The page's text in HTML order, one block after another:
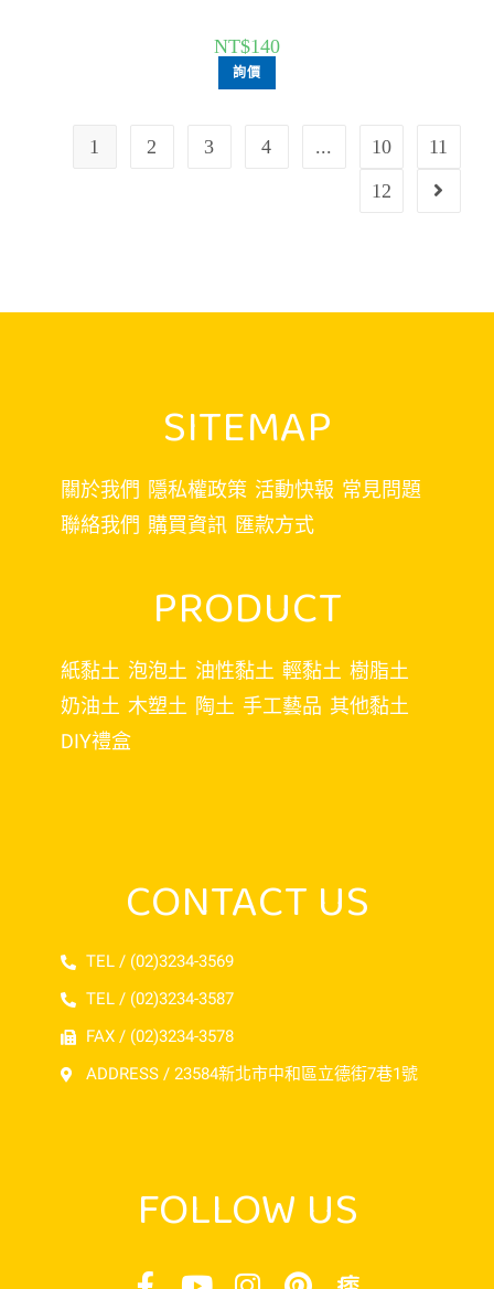
NT$140
詢價
1 2 3 4 ... 10
11
12
SITEMAP
關於我們 隱私權政策 活動快報 常見問題
聯絡我們 購買資訊 匯款方式
PRODUCT
紙黏土 泡泡土 油性黏土 輕黏土 樹脂土
奶油土 木塑土 陶土 手工藝品 其他黏土
DIY禮盒
CONTACT US
TEL / (02)3234-3569
TEL / (02)3234-3587
FAX / (02)3234-3578
ADDRESS / 23584新北市中和區立德街7巷1號
FOLLOW US